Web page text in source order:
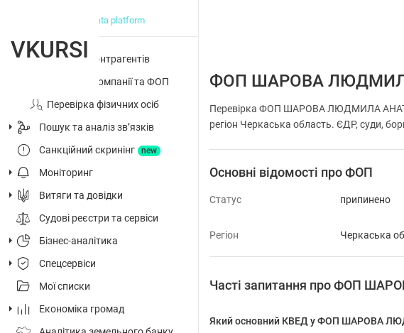
big data platform
Перевірка контрагентів
Досьє на компанії та ФОП
Перевірка фізичних осіб
Пошук та аналіз звʼязків
Санкційний скринінг
new
Моніторинг
Витяги та довідки
Судові реєстри та сервіси
Бізнес-аналітика
Спецсервіси
Мої списки
Економіка громад
ФОП ШАРОВА
Перевірка ФОП ШАРОВА ЛЮДМИЛА
регіон Черкаська область. ЄДР, суди,
Основні відомості про ФОП
Статус припинено
Регіон
Черкаська
Часті запитання про ФОП
Який основний КВЕД у ФОП ШАРОВА
VKURSI